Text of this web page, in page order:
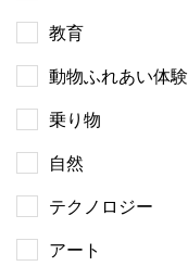
教育
動物ふれあい体験
乗り物
自然
テクノロジー
アート